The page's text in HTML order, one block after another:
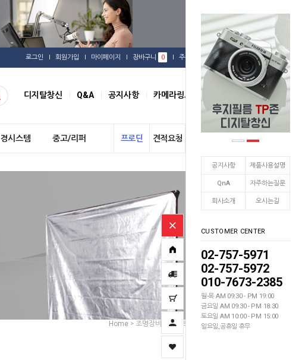
공지사항 제품사용설명
QnA 자주하는질문
회사소개 오시는길
CUSTOMER CENTER
02-757-5971
02-757-5972
010-7673-2385
월-목 AM 09:30 - PM 19:00
금요일 AM 09:30 - PM 18:30
토요일 AM 10:00 - PM 15:00
일요일,공휴일 휴무
로그인 회원가입 마이페이지 장바구니 0 주문배송 관심상품
디지탈창신 Q&A 공지사항 카메라링크
시스템 중고/리퍼 프로딘 견적요청
Home > 조명장비 소프트박스 >사각/직사각